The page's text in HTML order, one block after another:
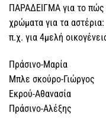
ΠΑΡΑΔΕΙΓΜΑ για το πώς
χρώματα για τα αστέρια:
π.χ. για 4μελή
Πράσινο-Μαρία
Μπλε σκούρο-Γιώργος
Εκρού-Αθανασία
Πράσινο-Αλέξης